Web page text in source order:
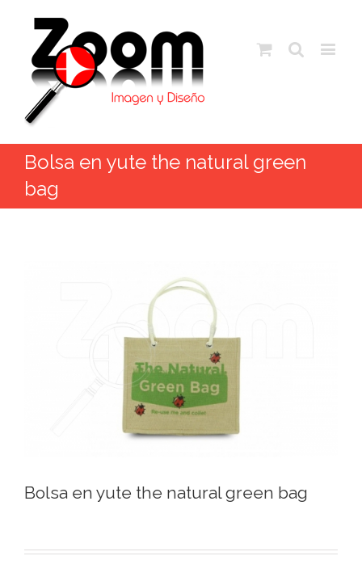
Bolsa en yute the natural green
bag
Bolsa en yute the natural green bag